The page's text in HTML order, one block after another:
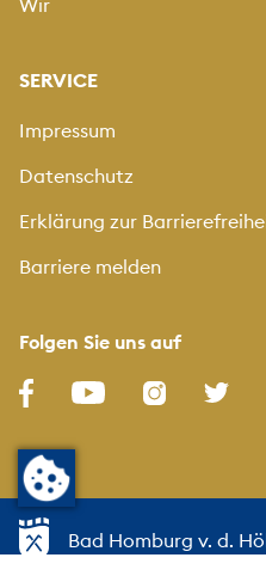
Wir
SERVICE
Impressum
Datenschutz
Erklärung zur
Barriere melden
Folgen Sie uns auf
Bad Homburg v. d.